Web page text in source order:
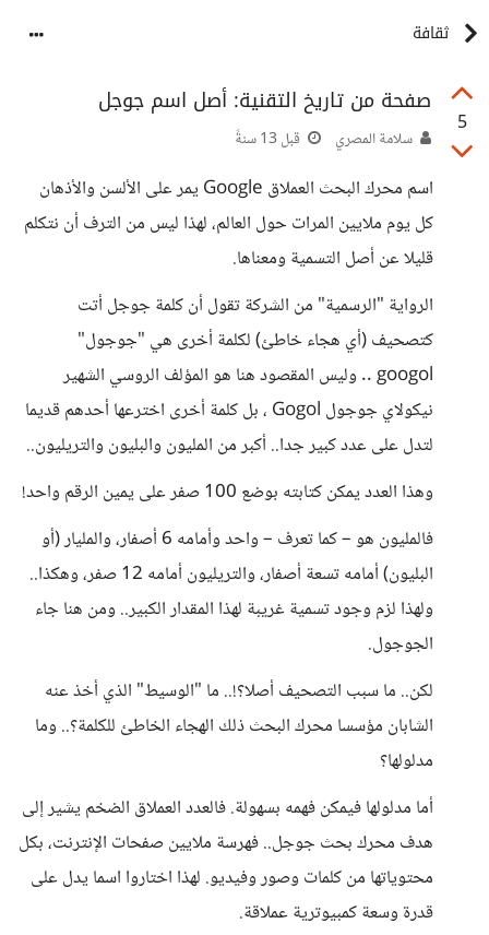
ثقافة
5
صفحة من تاريخ التقنية: أصل اسم جوجل
سلامة المصري قبل 13 سنةً
اسم محرك البحث العملاق Google يمر على الألسن والأذهان
كل يوم ملايين المرات حول العالم، لهذا ليس من الترف أن نتكلم
قليلا عن أصل التسمية ومعناها.
الرواية "الرسمية" من الشركة تقول أن كلمة جوجل أتت
كتصحيف (أي هجاء خاطئ) لكلمة أخرى هي "جوجول"
googol .. وليس المقصود هنا هو المؤلف الروسي الشهير
نيكولاي جوجول Gogol ، بل كلمة أخرى اخترعها أحدهم قديما
لتدل على عدد كبير جدا.. أكبر من المليون والبليون والتريليون..
وهذا العدد يمكن كتابته بوضع 100 صفر على يمين الرقم واحد!
فالمليون هو – كما تعرف – واحد وأمامه 6 أصفار، والمليار (أو
البليون) أمامه تسعة أصفار، والتريليون أمامه 12 صفر، وهكذا..
ولهذا لزم وجود تسمية غريبة لهذا المقدار الكبير.. ومن هنا جاء
الجوجول.
لكن.. ما سبب التصحيف أصلا؟!.. ما "الوسيط" الذي أخذ عنه
الشابان مؤسسا محرك البحث ذلك الهجاء الخاطئ للكلمة؟.. وما
مدلولها؟
أما مدلولها فيمكن فهمه بسهولة. فالعدد العملاق الضخم يشير إلى
هدف محرك بحث جوجل.. فهرسة ملايين صفحات الإنترنت، بكل
محتوياتها من كلمات وصور وفيديو. لهذا اختاروا اسما يدل على
قدرة وسعة كمبيوترية عملاقة.